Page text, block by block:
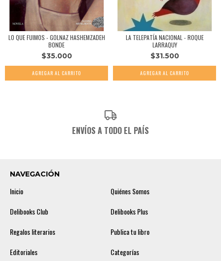
LO QUE FUIMOS - GOLNAZ HASHEMZADEH
BONDE
$35.000
LA TELEPATÍA NACIONAL - ROQUE
LARRAQUY
$31.500
ENVÍOS A TODO EL PAÍS
NAVEGACIÓN
Inicio
Quiénes Somos
Delibooks Club
Delibooks Plus
Regalos literarios
Publica tu libro
Editoriales
Categorías